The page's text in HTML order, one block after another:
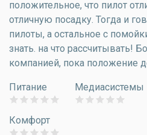
положительное, что пилот
отличную посадку. Тогда и
пилоты, а остальное с
знать. на что рассчитывать!
компанией, пока положение
Питание Медиасистемы
Комфорт